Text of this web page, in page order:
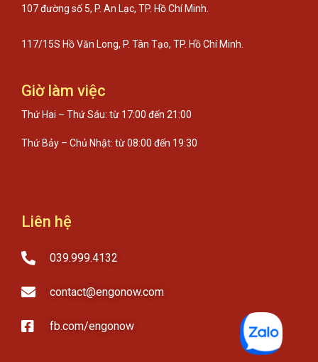
107 đường số 5, P. An Lạc, TP. Hồ Chí Minh.
117/15S Hồ Văn Long, P. Tân Tạo, TP. Hồ Chí Minh.
Giờ làm việc
Thứ Hai – Thứ Sáu: từ 17:00 đến 21:00
Thứ Bảy – Chủ Nhật: từ 08:00 đến 19:30
Liên hệ
039.999.4132
contact@engonow.com
fb.com/engonow​